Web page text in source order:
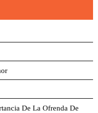
De La Ofrenda De